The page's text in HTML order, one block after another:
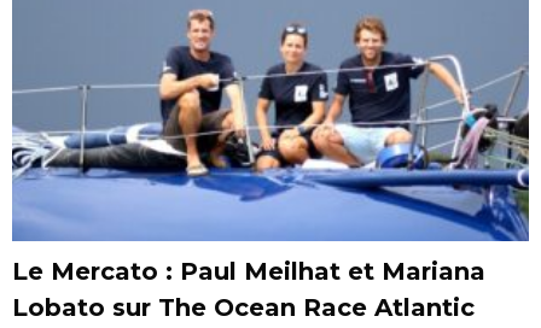
Le Mercato : Paul Meilhat et Mariana
Lobato sur The Ocean Race Atlantic